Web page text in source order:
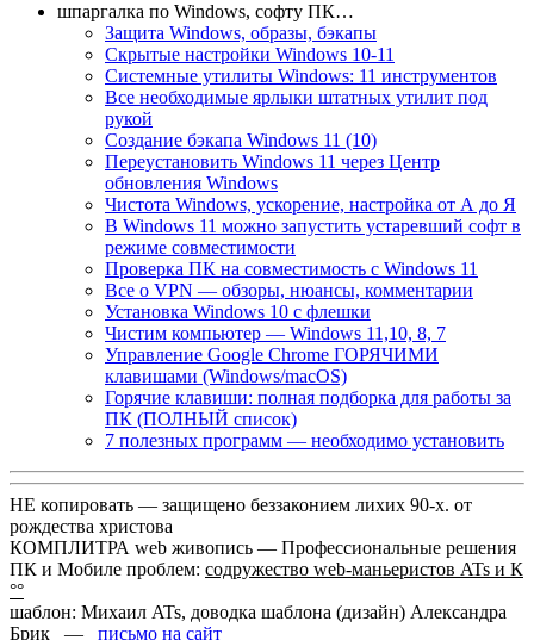
шпаргалка по Windows, софту ПК…
Защита Windows, образы, бэкапы
Скрытые настройки Windows 10-11
Системные утилиты Windows: 11 инструментов
Все необходимые ярлыки штатных утилит под
рукой
Создание бэкапа Windows 11 (10)
Переустановить Windows 11 через Центр
обновления Windows
Чистота Windows, ускорение, настройка от А до Я
В Windows 11 можно запустить устаревший софт в
режиме совместимости
Проверка ПК на совместимость с Windows 11
Все о VPN — обзоры, нюансы, комментарии
Установка Windows 10 с флешки
Чистим компьютер — Windows 11,10, 8, 7
Управление Google Chrome ГОРЯЧИМИ
клавишами (Windows/macOS)
Горячие клавиши: полная подборка для работы за
ПК (ПОЛНЫЙ список)
7 полезных программ — необходимо установить
НЕ копировать — защищено беззаконием лихих 90-х. от
рождества христова
КОМПЛИТРА web живопись — Профессиональные решения
ПК и Мобиле проблем: содружество web-маньеристов ATs и К
°°
шаблон: Михаил ATs, доводка шаблона (дизайн) Александра
Брик — письмо на сайт